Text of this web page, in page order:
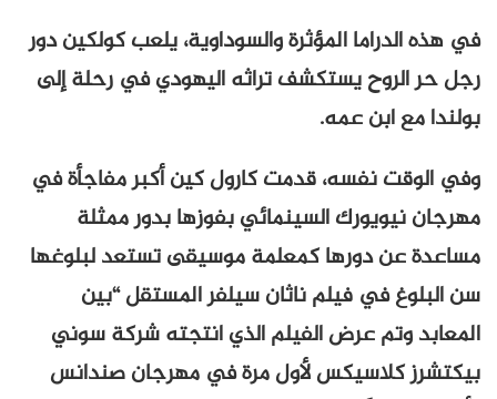
في هذه الدراما المؤثرة والسوداوية، يلعب كولكين دور
رجل حر الروح يستكشف تراثه اليهودي في رحلة إلى
بولندا مع ابن عمه.
وفي الوقت نفسه، قدمت كارول كين أكبر مفاجأة في
مهرجان نيويورك السينمائي بفوزها بدور ممثلة
مساعدة عن دورها كمعلمة موسيقى تستعد لبلوغها
سن البلوغ في فيلم ناثان سيلفر المستقل “بين
المعابد وتم عرض الفيلم الذي انتجته شركة سوني
بيكتشرز كلاسيكس لأول مرة في مهرجان صندانس